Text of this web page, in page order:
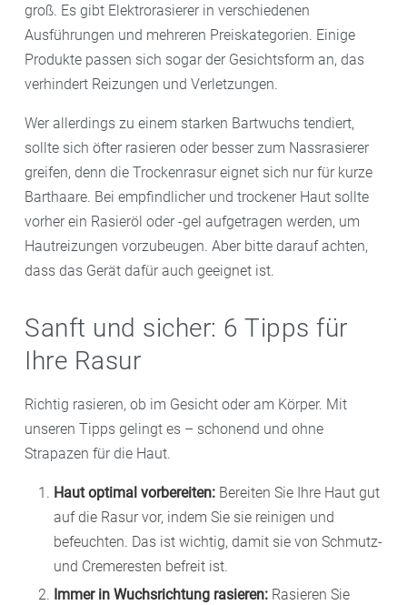
groß. Es gibt Elektrorasierer in verschiedenen
Ausführungen und mehreren Preiskategorien. Einige
Produkte passen sich sogar der Gesichtsform an, das
verhindert Reizungen und Verletzungen.
Wer allerdings zu einem starken Bartwuchs tendiert,
sollte sich öfter rasieren oder besser zum Nassrasierer
greifen, denn die Trockenrasur eignet sich nur für kurze
Barthaare. Bei empfindlicher und trockener Haut sollte
vorher ein Rasieröl oder -gel aufgetragen werden, um
Hautreizungen vorzubeugen. Aber bitte darauf achten,
dass das Gerät dafür auch geeignet ist.
Sanft und sicher: 6 Tipps für
Ihre Rasur
Richtig rasieren, ob im Gesicht oder am Körper. Mit
unseren Tipps gelingt es – schonend und ohne
Strapazen für die Haut.
Haut optimal vorbereiten: Bereiten Sie Ihre Haut gut
auf die Rasur vor, indem Sie sie reinigen und
befeuchten. Das ist wichtig, damit sie von Schmutz-
und Cremeresten befreit ist.
Immer in Wuchsrichtung rasieren: Rasieren Sie